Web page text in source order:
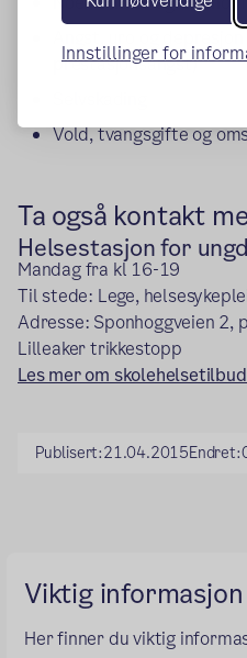
Innstillinger for
prestasjonsangst)
Vold, tvangsgifte og
Ta også kontakt
Helsestasjon for
Mandag fra kl 16-19
Til stede: Lege,
Adresse: Sponhoggveien 2,
Lilleaker trikkestopp
Les mer om
Publisert:21.04.2015Endret:
Viktig informasjon
Her finner du viktig